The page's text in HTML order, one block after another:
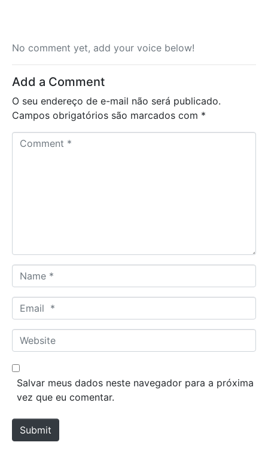
No comment yet, add your voice below!
Add a Comment
O seu endereço de e-mail não será publicado.
Campos obrigatórios são marcados com *
a
m
*
m
a
*
W
e
b
e
Salvar meus dados neste navegador para a próxima
vez que eu comentar.
Submit